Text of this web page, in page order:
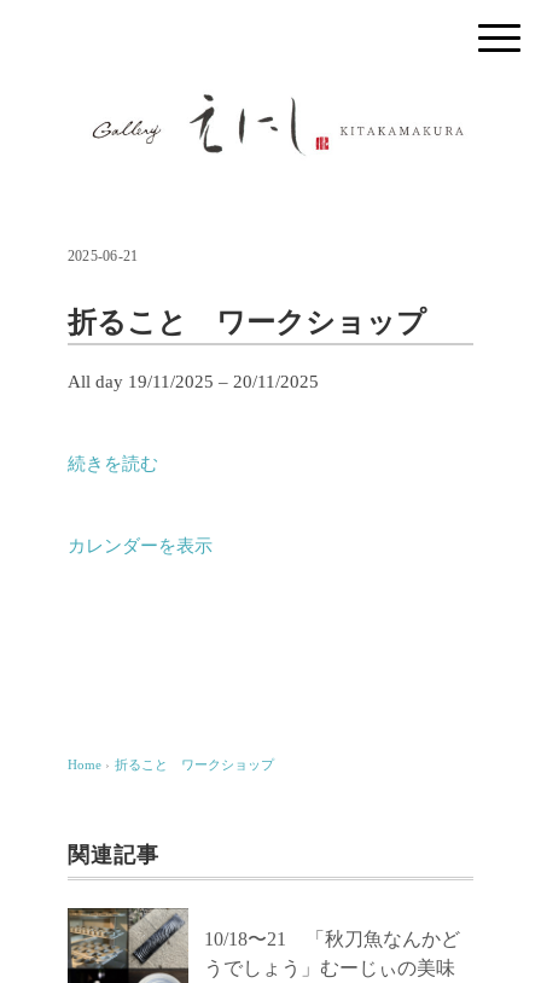
2025-06-21
折ること ワークショップ
と
ワ
プ
All day 19/11/2025 – 20/11/2025
続きを読む
カレンダーを表示
Home › 折ること ワークショップ
関連記事
10/18〜21 「秋刀魚なんかど
うでしょう」むーじぃの美味